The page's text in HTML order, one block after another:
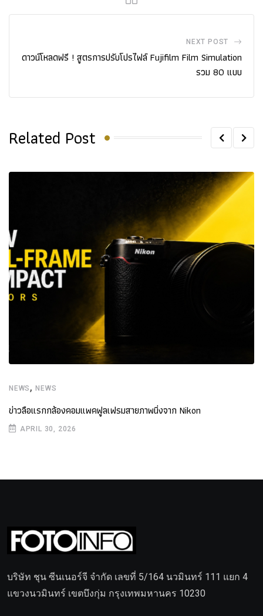
NEXT POST
ดาวน์โหลดฟรี ! สูตรการปรับโปรไฟล์ Fujifilm Film Simulation
รวม 80 แบบ
Related Post
NEWS ,NEWS
ข่าวลือแรกกล้องคอมแพคฟูลเฟรมสายภาพนิ่งจาก Nikon
APRIL 30, 2026
บริษัท ชุน ซีนเนอร์จี จำกัด เลขที่ 5/164 นวมินทร์ 111 แยก 4
แขวงนวมินทร์ เขตบึงกุ่ม กรุงเทพมหานคร 10230